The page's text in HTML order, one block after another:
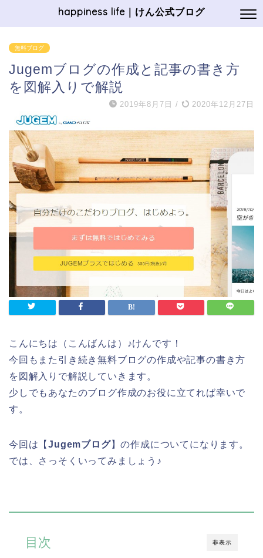
happiness life｜けん公式ブログ
無料ブログ
Jugemブログの作成と記事の書き方
を図解入りで解説
2019年8月7日 / 2020年12月27日
こんにちは（こんばんは）♪けんです！
今回もまた引き続き無料ブログの作成や記事の書き方
を図解入りで解説していきます。
少しでもあなたのブログ作成のお役に立てれば幸いで
す。
今回は【Jugemブログ】の作成についてになります。
では、さっそくいってみましょう♪
非表示
目次